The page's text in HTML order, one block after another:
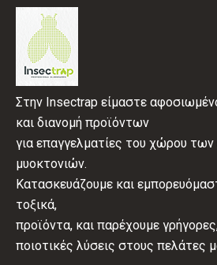
Στην Insectrap είμαστε
και διανομή προϊόντων
για επαγγελματίες του χώρου
μυοκτονιών.
Κατασκευάζουμε και
τοξικά,
προϊόντα, και παρέχουμε
ποιοτικές λύσεις στους πελάτες